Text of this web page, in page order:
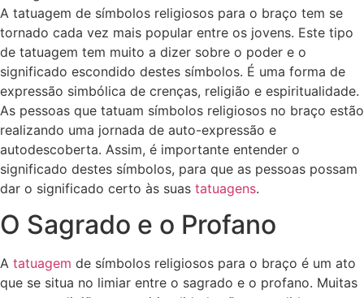
A tatuagem de símbolos religiosos para o braço tem se
tornado cada vez mais popular entre os jovens. Este tipo
de tatuagem tem muito a dizer sobre o poder e o
significado escondido destes símbolos. É uma forma de
expressão simbólica de crenças, religião e espiritualidade.
As pessoas que tatuam símbolos religiosos no braço estão
realizando uma jornada de auto-expressão e
autodescoberta. Assim, é importante entender o
significado destes símbolos, para que as pessoas possam
dar o significado certo às suas tatuagens.
O Sagrado e o Profano
A tatuagem de símbolos religiosos para o braço é um ato
que se situa no limiar entre o sagrado e o profano. Muitas